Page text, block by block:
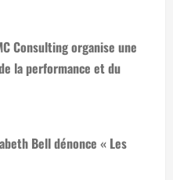
Consulting organise une
la performance et du
Bell dénonce « Les